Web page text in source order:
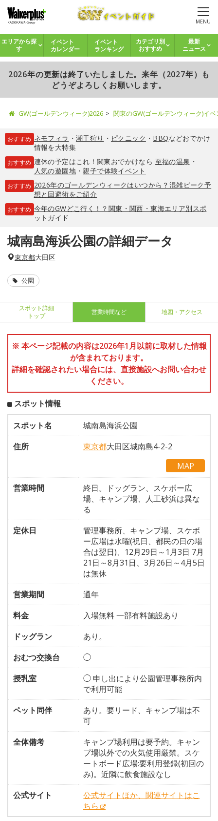
MENU
エリアから探
す
イベント
カレンダー
イベント
ランキング
カテゴリ別
おすすめ
最新
ニュース
2026年の更新は終了いたしました。来年（2027年）も
どうぞよろしくお願いします。
GW(ゴールデンウィーク)2026 関東のGW(ゴールデンウィーク)イ
おすすめ ネモフィラ ・ 潮干狩り ・ ピクニック ・ BBQなどおでかけ
情報を大特集
おすすめ 連休の予定はこれ！関東おでかけなら 至福の温泉 ・
人気の遊園地・親子で体験イベント
おすすめ 2026年のゴールデンウィークはいつから？混雑ピーク予
想と回避術をご紹介
おすすめ 今年のGWどこ行く！？関東・関西・東海エリア別スポ
ットガイド
城南島海浜公園の詳細データ
東京都大田区
公園
スポット詳細
トップ
営業時間など 地図・アクセス
※ 本ページ記載の内容は2026年1月以前に取材した情報
が含まれております。
詳細を確認されたい場合には、直接施設へお問い合わせ
ください。
スポット情報
スポット名
城南島海浜公園
住所
東京都大田区城南島4-2-2
MAP
営業時間
終日。ドッグラン、スケボー広
場、キャンプ場、人工砂浜は異な
る
定休日
管理事務所、キャンプ場、スケボ
ー広場は水曜(祝日、都民の日の場
合は翌日)、12月29日～1月3日 7月
21日～8月31日、3月26日～4月5日
は無休
営業期間
通年
料金
入場無料 一部有料施設あり
ドッグラン
あり。
おむつ交換台
◯
授乳室
◯ 申し出により公園管理事務所内
で利用可能
ペット同伴
あり。要リード、キャンプ場は不
可
全体備考
キャンプ場利用は要予約。キャン
プ場以外での火気使用厳禁。スケ
ートボード広場:要利用登録(初回の
み)。近隣に飲食施設なし
公式サイト
公式サイトほか、関連サイトはこ
ちら